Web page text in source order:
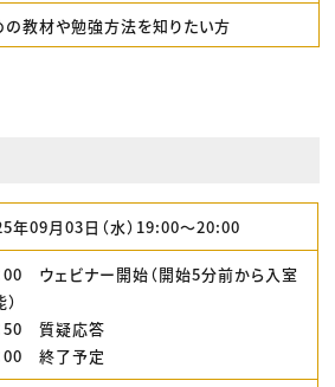
教材や勉強方法を知りたい方
年09月03日（水）19:00〜20:00
00 ウェビナー開始（開始5分前から入室
50 質疑応答
00 終了予定